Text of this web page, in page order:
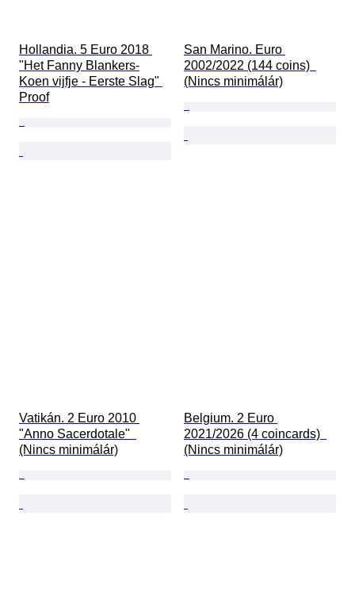
Hollandia. 5 Euro 2018
"Het Fanny Blankers-
Koen vijfje - Eerste Slag"
Proof
San Marino. Euro
2002/2022 (144 coins)
(Nincs minimálár)
Vatikán. 2 Euro 2010
"Anno Sacerdotale"
(Nincs minimálár)
Belgium. 2 Euro
2021/2026 (4 coincards)
(Nincs minimálár)